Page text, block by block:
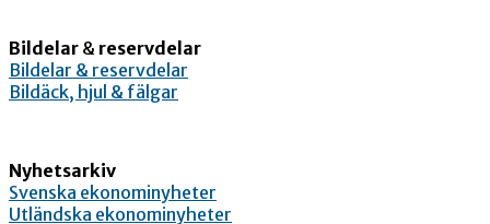
Bildelar & reservdelar
Bildelar & reservdelar
Bildäck, hjul & fälgar
Nyhetsarkiv
Svenska ekonominyheter
Utländska ekonominyheter